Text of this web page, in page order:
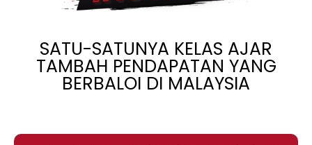
SATU-SATUNYA KELAS AJAR
TAMBAH PENDAPATAN YANG
BERBALOI DI MALAYSIA